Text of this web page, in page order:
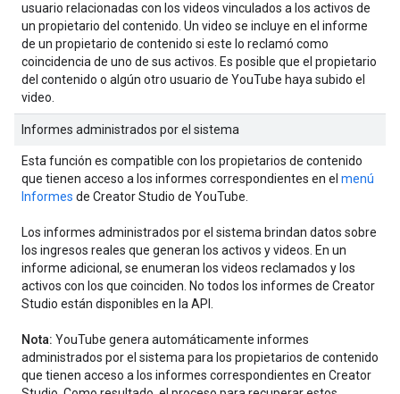
usuario relacionadas con los videos vinculados a los activos de
un propietario del contenido. Un video se incluye en el informe
de un propietario de contenido si este lo reclamó como
coincidencia de uno de sus activos. Es posible que el propietario
del contenido o algún otro usuario de YouTube haya subido el
video.
Informes administrados por el sistema
Esta función es compatible con los propietarios de contenido
que tienen acceso a los informes correspondientes en el menú
Informes de Creator Studio de YouTube.
Los informes administrados por el sistema brindan datos sobre
los ingresos reales que generan los activos y videos. En un
informe adicional, se enumeran los videos reclamados y los
activos con los que coinciden. No todos los informes de Creator
Studio están disponibles en la API.
Nota: YouTube genera automáticamente informes
administrados por el sistema para los propietarios de contenido
que tienen acceso a los informes correspondientes en Creator